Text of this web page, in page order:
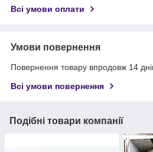
Всі умови оплати
Умови повернення
Повернення товару впродовж 14
Всі умови повернення
Подібні товари компанії